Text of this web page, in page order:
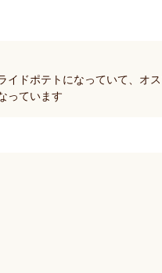
イドポテトになっていて、オ
っています